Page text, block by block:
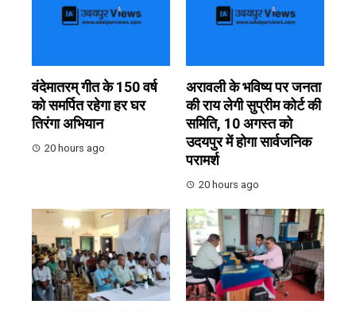
वंदेमातरम् गीत के 150 वर्ष
को समर्पित रहेगा हर घर
तिरंगा अभियान
20 hours ago
अरावली के भविष्य पर जनता
की राय लेगी सुप्रीम कोर्ट की
समिति, 10 अगस्त को
उदयपुर में होगा सार्वजनिक
परामर्श
20 hours ago